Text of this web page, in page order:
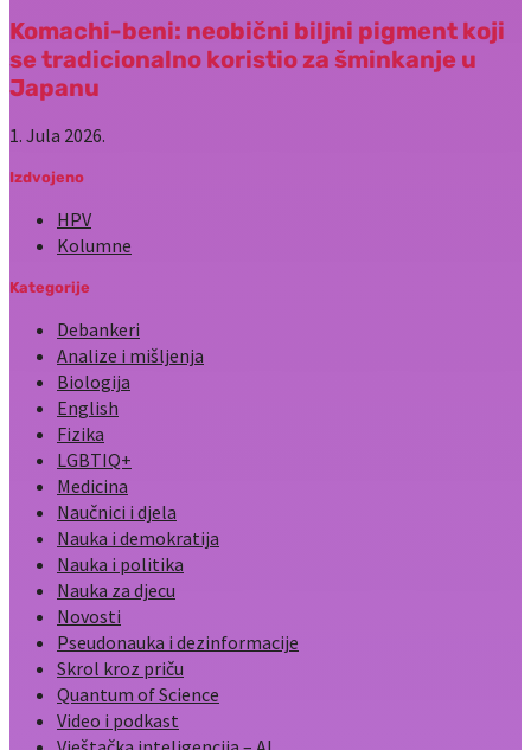
Komachi-beni: neobični biljni pigment koji
se tradicionalno koristio za šminkanje u
Japanu
1. Jula 2026.
Izdvojeno
HPV
Kolumne
Kategorije
Debankeri
Analize i mišljenja
Biologija
English
Fizika
LGBTIQ+
Medicina
Naučnici i djela
Nauka i demokratija
Nauka i politika
Nauka za djecu
Novosti
Pseudonauka i dezinformacije
Skrol kroz priču
Quantum of Science
Video i podkast